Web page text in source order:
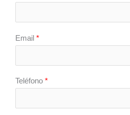
Email *
Teléfono *